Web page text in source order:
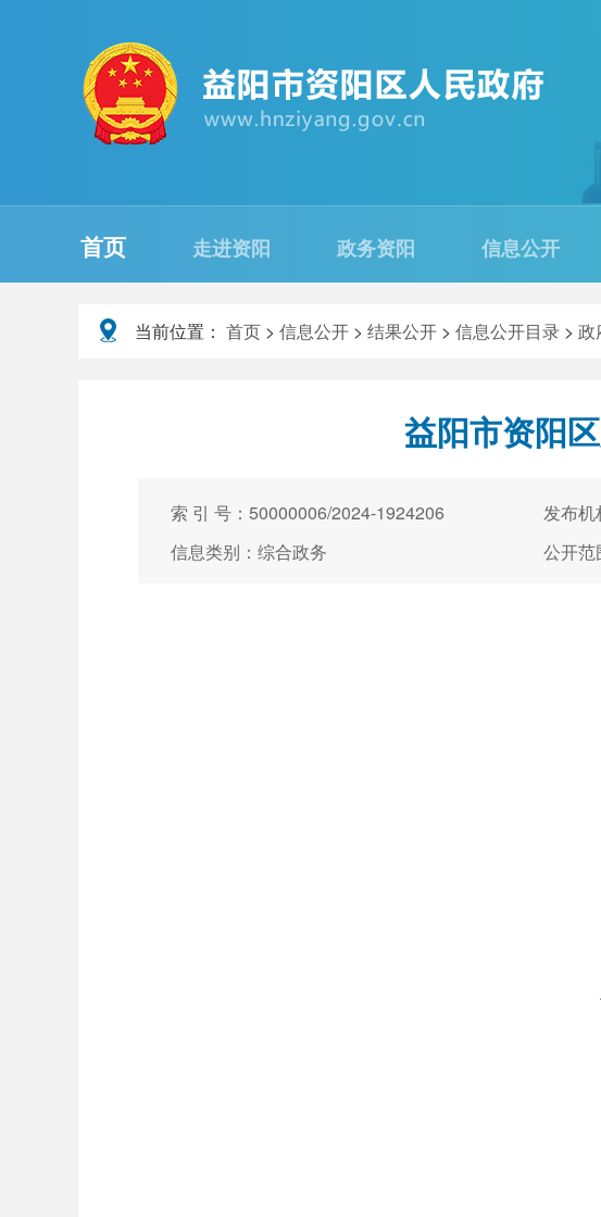
首页 走进资阳 政务资阳 信息公开
当前位置： 首页 > 信息公开 > 结果公开 > 信息公开目录 > 政
益阳市资阳
索 引 号：50000006/2024-1924206 发布机
信息类别：综合政务
公开范